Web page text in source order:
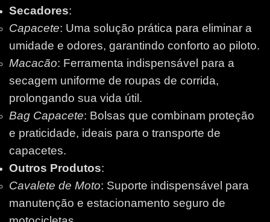
Secadores:
Capacete: Uma solução prática para eliminar a
umidade e odores, garantindo conforto ao piloto.
Macacão: Ferramenta indispensável para a
secagem uniforme de roupas de corrida,
prolongando sua vida útil.
Bag Capacete: Bolsas que combinam proteção
e praticidade, ideais para o transporte de
capacetes.
Outros Produtos:
Cavalete de Moto: Suporte indispensável para
manutenção e estacionamento seguro de